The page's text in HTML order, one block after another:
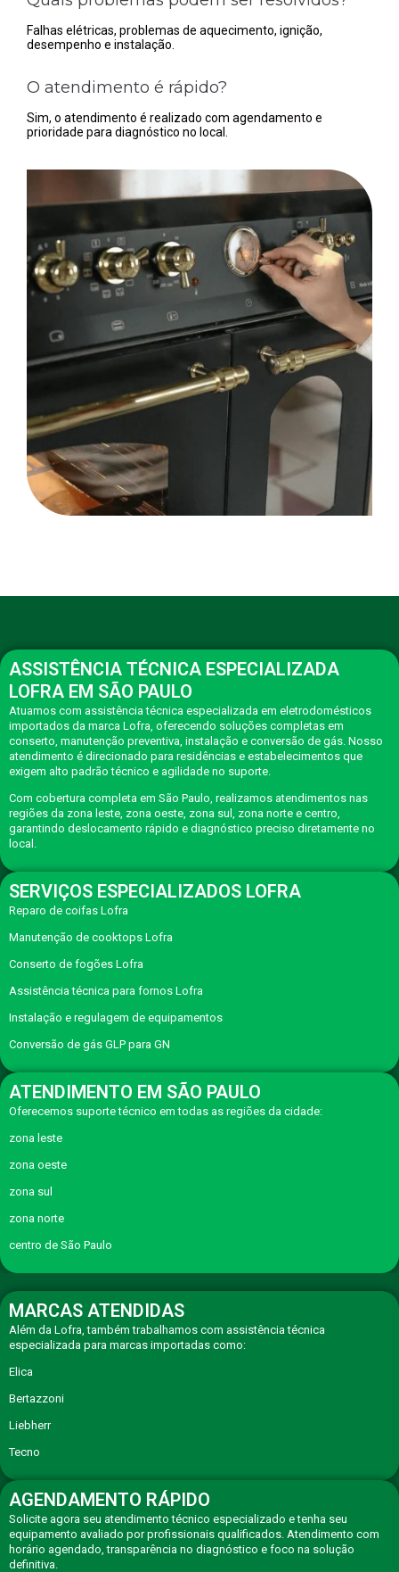
Falhas elétricas, problemas de aquecimento, ignição,
desempenho e instalação.
O atendimento é rápido?
Sim, o atendimento é realizado com agendamento e
prioridade para diagnóstico no local.
ASSISTÊNCIA TÉCNICA ESPECIALIZADA
LOFRA EM SÃO PAULO
Atuamos com assistência técnica especializada em eletrodomésticos
importados da marca Lofra, oferecendo soluções completas em
conserto, manutenção preventiva, instalação e conversão de gás. Nosso
atendimento é direcionado para residências e estabelecimentos que
exigem alto padrão técnico e agilidade no suporte.
Com cobertura completa em São Paulo, realizamos atendimentos nas
regiões da zona leste, zona oeste, zona sul, zona norte e centro,
garantindo deslocamento rápido e diagnóstico preciso diretamente no
local.
SERVIÇOS ESPECIALIZADOS LOFRA
Reparo de coifas Lofra
Manutenção de cooktops Lofra
Conserto de fogões Lofra
Assistência técnica para fornos Lofra
Instalação e regulagem de equipamentos
Conversão de gás GLP para GN
ATENDIMENTO EM SÃO PAULO
Oferecemos suporte técnico em todas as regiões da cidade:
zona leste
zona oeste
zona sul
zona norte
centro de São Paulo
MARCAS ATENDIDAS
Além da Lofra, também trabalhamos com assistência técnica
especializada para marcas importadas como:
Elica
Bertazzoni
Liebherr
Tecno
AGENDAMENTO RÁPIDO
Solicite agora seu atendimento técnico especializado e tenha seu
equipamento avaliado por profissionais qualificados. Atendimento com
horário agendado, transparência no diagnóstico e foco na solução
definitiva.